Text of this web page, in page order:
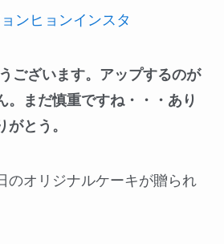
ンヒョンインスタ
ございます。アップするのが
。まだ慎重ですね・・・あり
とう。
のオリジナルケーキが贈られ